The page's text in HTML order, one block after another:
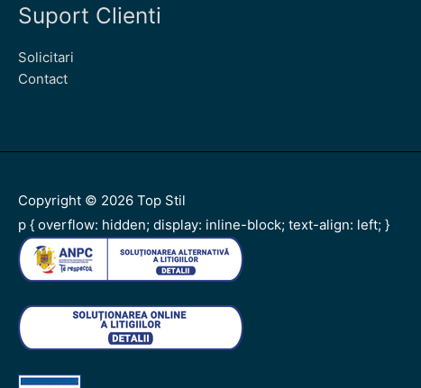
Suport Clienti
Solicitari
Contact
Copyright © 2026 Top Stil
p { overflow: hidden; display: inline-block; text-align: left; }